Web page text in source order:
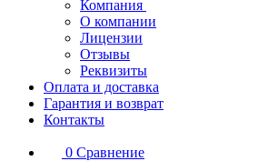
Компания
О компании
Лицензии
Отзывы
Реквизиты
Оплата и доставка
Гарантия и возврат
Контакты
0 Сравнение